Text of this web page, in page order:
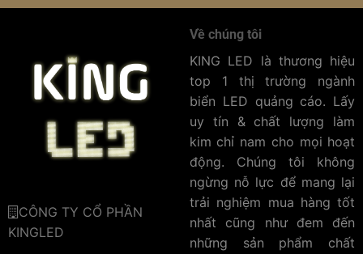
CÔNG TY CỔ PHẦN
KINGLED
Về chúng tôi
KING LED là thương hiệu
top 1 thị trường ngành
biển LED quảng cáo. Lấy
uy tín & chất lượng làm
kim chỉ nam cho mọi hoạt
động. Chúng tôi không
ngừng nỗ lực để mang lại
trải nghiệm mua hàng tốt
nhất cũng như đem đến
những sản phẩm chất